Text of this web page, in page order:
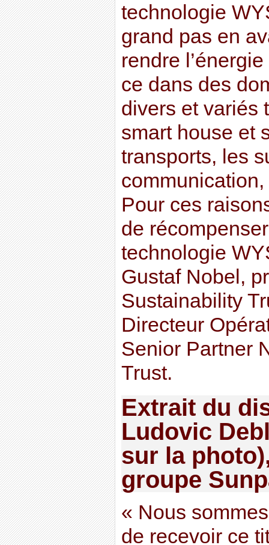
technologie
grand pas en
rendre
ce dans des
divers et variés
smart house et
transports, les
Pour ces
de
technologie
Gustaf Nobel,
Sustainability
Directeur
Senior Partner
Trust.
Extrait du
Ludovic
sur la
groupe
« Nous
de recevoir ce